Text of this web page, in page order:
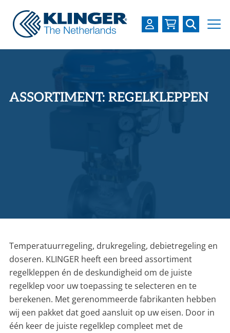
WERKEN BIJ
CONTACT
NLEN
ASSORTIMENT: REGELKLEPPEN
Temperatuurregeling, drukregeling, debietregeling en
doseren. KLINGER heeft een breed assortiment
regelkleppen én de deskundigheid om de juiste
regelklep voor uw toepassing te selecteren en te
berekenen. Met gerenommeerde fabrikanten hebben
wij een pakket dat goed aansluit op uw eisen. Door in
één keer de juiste regelklep compleet met de